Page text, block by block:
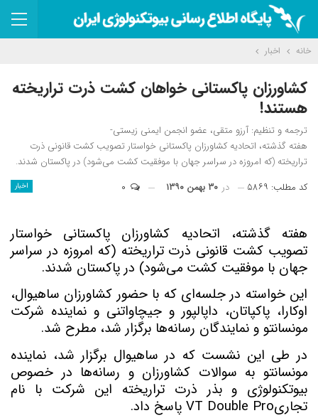
خانه اخبار
کشاورزان پاکستانی خواهان کشت ذرت تراریخته
هستند!
ترجمه و تنظیم: آرزو متقی، عضو انجمن ایمنی زیستی-
هفته گذشته، اتحادیه کشاورزان پاکستانی خواستار تصویب کشت قانونی ذرت
تراریخته (که امروزه در سراسر جهان با موفقیت کشت می‌شود) در پاکستان شدند.
اخبار کد مطلب: ۵۸۶۹ در ۳۰ بهمن ۱۳۹۰
هفته گذشته، اتحادیه کشاورزان پاکستانی خواستار
تصویب کشت قانونی ذرت تراریخته (که امروزه در سراسر
جهان با موفقیت کشت می‌شود) در پاکستان شدند.
این خواسته در جلسه‌ای که با حضور کشاورزان ساهیوال،
اوکارا، پاکپاتان، داپالپور و جیچاواتنی و نماینده شرکت
مونسانتو و نمایندگان رسانه‌ها برگزار شد، مطرح شد.
در طی این نشست که در ساهیوال برگزار شد، نماینده
مونسانتو به سوالات کشاورزان و رسانه‌ها در خصوص
بیوتکنولوژی و بذر ذرت تراریخته این شرکت با نام
تجاریVT Double Pro پاسخ داد.